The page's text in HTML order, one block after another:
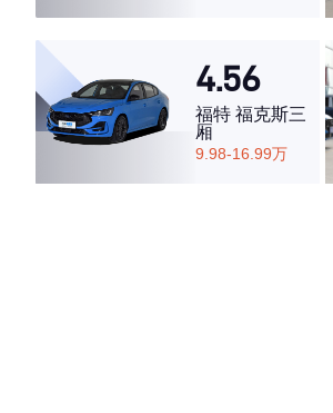
·空间表现较为优秀，优于77%同级车
4.56
福特 福克斯三
厢
9.98-16.99万